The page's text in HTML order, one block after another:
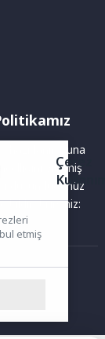
hazırlanır. Buna
yitirmiş
düşündüğünüz
bildirebilirsiniz:
Çerez
etmiş